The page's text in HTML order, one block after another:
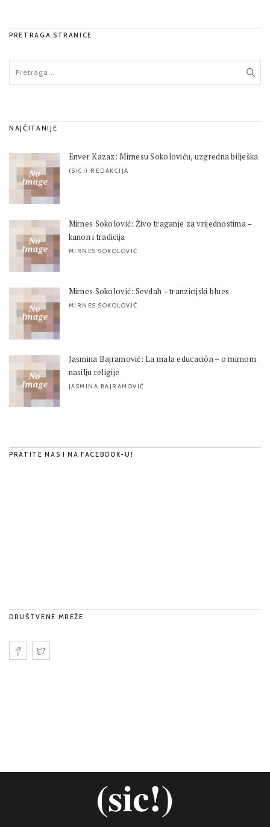
PRETRAGA STRANICE
NAJČITANIJE
Enver Kazaz: Mirnesu Sokoloviću, uzgredna bilješka
(SIC!) REDAKCIJA
Mirnes Sokolović: Živo traganje za vrijednostima –
kanon i tradicija
MIRNES SOKOLOVIĆ
Mirnes Sokolović: Sevdah – tranzicijski blues
MIRNES SOKOLOVIĆ
Jasmina Bajramović: La mala educación – o mirnom
nasilju religije
JASMINA BAJRAMOVIĆ
PRATITE NAS I NA FACEBOOK-U!
DRUŠTVENE MREŽE